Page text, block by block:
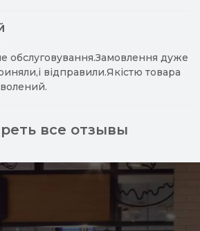
обслуговування.Замовлення дуже
відправили.Якістю товара
все отзывы